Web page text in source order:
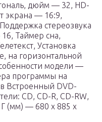
дюйм — 32, HD-
экрана — 16:9,
стереозвука
Таймер сна,
Установка
на горизонтальной
модели —
программы на
Встроенный DVD-
CD, CD-R, CD-RW,
(мм) — 680 x 885 x